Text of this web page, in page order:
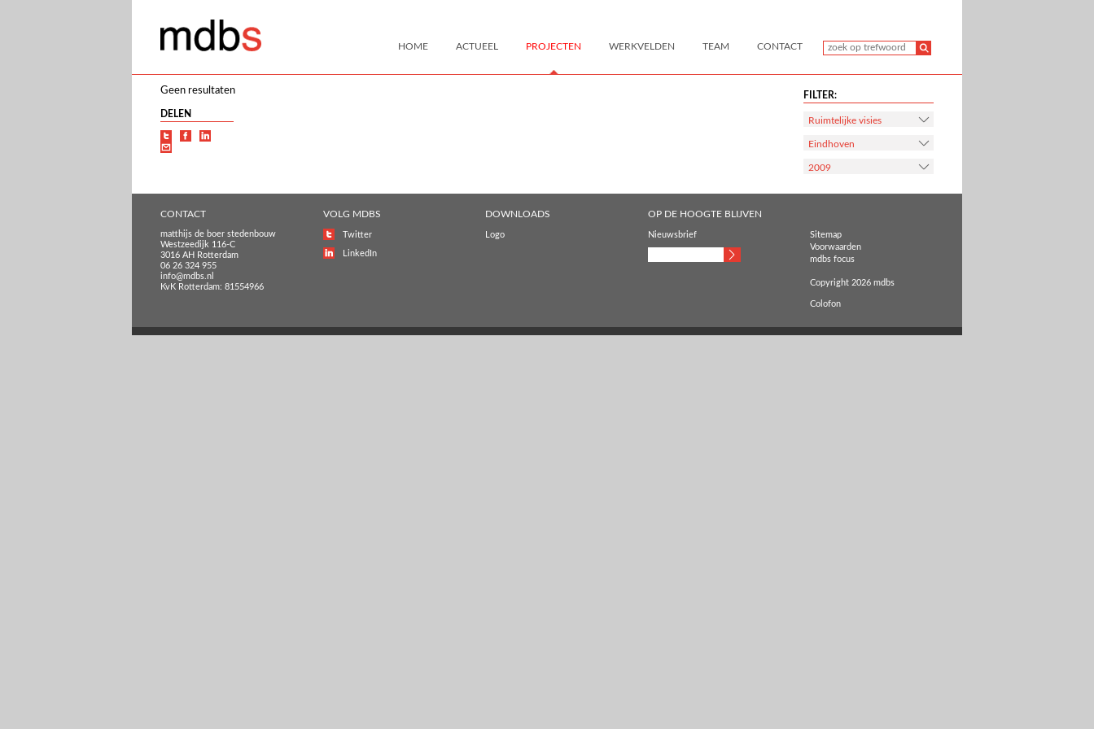
HOME ACTUEEL PROJECTEN WERKVELDEN TEAM CONTACT
Geen resultaten
DELEN
FILTER:
Ruimtelijke visies
Eindhoven
2009
CONTACT
matthijs de boer stedenbouw
Westzeedijk 116-C
3016 AH Rotterdam
06 26 324 955
info@mdbs.nl
KvK Rotterdam: 81554966
VOLG MDBS
Twitter
LinkedIn
DOWNLOADS
Logo
OP DE HOOGTE BLIJVEN
Nieuwsbrief
Sitemap
Voorwaarden
mdbs focus
Copyright 2026 mdbs
Colofon